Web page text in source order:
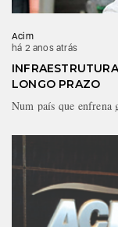
Acim
há 2 anos atrás
LONGO PRAZO
Num país que enfrena